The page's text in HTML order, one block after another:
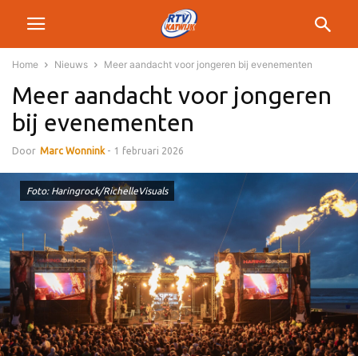
Home Nieuws Meer aandacht voor jongeren bij evenementen
Meer aandacht voor jongeren
bij evenementen
Door Marc Wonnink - 1 februari 2026
Foto: Haringrock/RichelleVisuals